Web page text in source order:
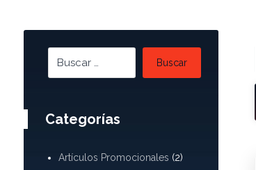
Buscar
Categorías
Artículos Promocionales (2)